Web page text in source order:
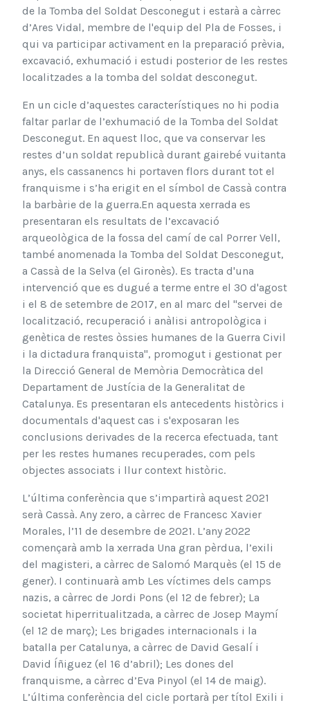
de la Tomba del Soldat Desconegut i estarà a càrrec
d’Ares Vidal, membre de l'equip del Pla de Fosses, i
qui va participar activament en la preparació prèvia,
excavació, exhumació i estudi posterior de les restes
localitzades a la tomba del soldat desconegut.
En un cicle d’aquestes característiques no hi podia
faltar parlar de l’exhumació de la Tomba del Soldat
Desconegut. En aquest lloc, que va conservar les
restes d’un soldat republicà durant gairebé vuitanta
anys, els cassanencs hi portaven flors durant tot el
franquisme i s’ha erigit en el símbol de Cassà contra
la barbàrie de la guerra.En aquesta xerrada es
presentaran els resultats de l’excavació
arqueològica de la fossa del camí de cal Porrer Vell,
també anomenada la Tomba del Soldat Desconegut,
a Cassà de la Selva (el Gironès). Es tracta d'una
intervenció que es dugué a terme entre el 30 d'agost
i el 8 de setembre de 2017, en al marc del "servei de
localització, recuperació i anàlisi antropològica i
genètica de restes òssies humanes de la Guerra Civil
i la dictadura franquista", promogut i gestionat per
la Direcció General de Memòria Democràtica del
Departament de Justícia de la Generalitat de
Catalunya. Es presentaran els antecedents històrics i
documentals d'aquest cas i s'exposaran les
conclusions derivades de la recerca efectuada, tant
per les restes humanes recuperades, com pels
objectes associats i llur context històric.
L’última conferència que s’impartirà aquest 2021
serà Cassà. Any zero, a càrrec de Francesc Xavier
Morales, l’11 de desembre de 2021. L’any 2022
començarà amb la xerrada Una gran pèrdua, l’exili
del magisteri, a càrrec de Salomó Marquès (el 15 de
gener). I continuarà amb Les víctimes dels camps
nazis, a càrrec de Jordi Pons (el 12 de febrer); La
societat hiperritualitzada, a càrrec de Josep Maymí
(el 12 de març); Les brigades internacionals i la
batalla per Catalunya, a càrrec de David Gesalí i
David Íñiguez (el 16 d’abril); Les dones del
franquisme, a càrrec d’Eva Pinyol (el 14 de maig).
L’última conferència del cicle portarà per títol Exili i